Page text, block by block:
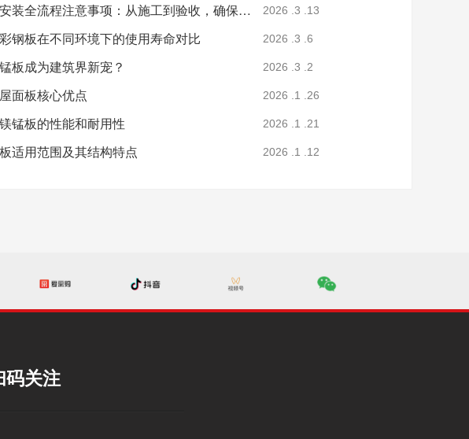
不锈钢天沟安装全流程注意事项：从施工到验收，确保排水稳定无渗漏 2026 .3 .13
钢板在不同环境下的使用寿命对比 2026 .3 .6
板成为建筑界新宠？ 2026 .3 .2
面板核心优点 2026 .1 .26
锰板的性能和耐用性 2026 .1 .21
适用范围及其结构特点 2026 .1 .12
码关注